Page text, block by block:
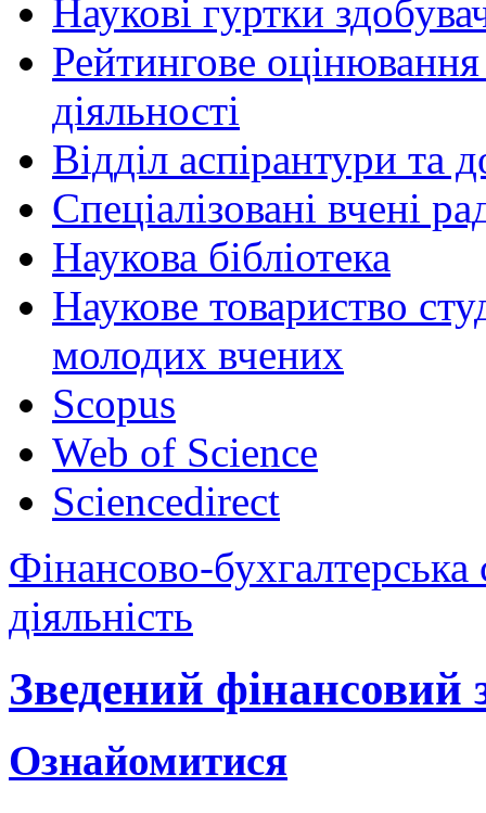
Наукові гуртки
Рейтингове оцінювання
діяльності
Відділ аспірантури та
Спеціалізовані вчені
Наукова бібліотека
Наукове товариство
молодих вчених
Scopus
Web of Science
Sciencedirect
Фінансово-бухгалтерська
діяльність
Зведений фінансовий
Ознайомитися